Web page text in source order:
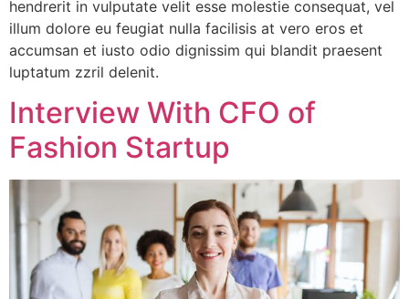
hendrerit in vulputate velit esse molestie consequat, vel
illum dolore eu feugiat nulla facilisis at vero eros et
accumsan et iusto odio dignissim qui blandit praesent
luptatum zzril delenit.
Interview With CFO of
Fashion Startup